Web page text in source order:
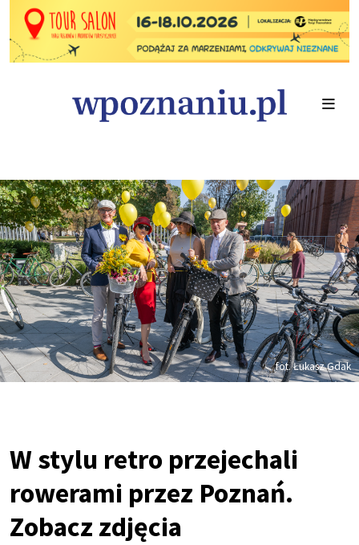
fot. Łukasz Gdak
W stylu retro przejechali
rowerami przez Poznań.
Zobacz zdjęcia